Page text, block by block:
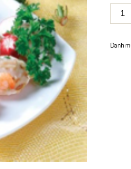
GHẸ
FARCI
lượng
Danh